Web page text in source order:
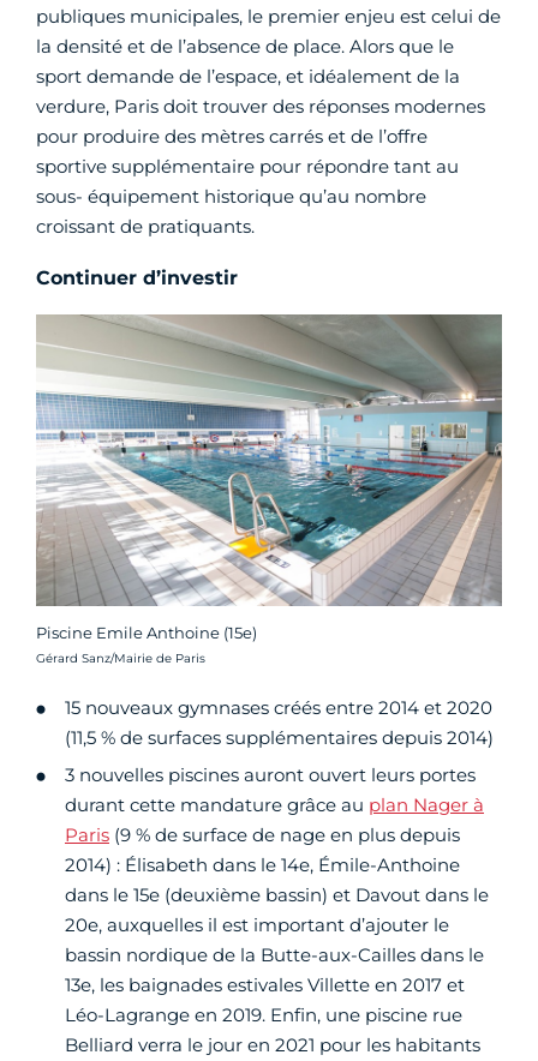
publiques municipales, le premier enjeu est celui de
la densité et de l’absence de place. Alors que le
sport demande de l’espace, et idéalement de la
verdure, Paris doit trouver des réponses modernes
pour produire des mètres carrés et de l’offre
sportive supplémentaire pour répondre tant au
sous- équipement historique qu’au nombre
croissant de pratiquants.
Continuer d’investir
Piscine Emile Anthoine (15e)
Crédit photo :
Gérard Sanz/Mairie de Paris
15 nouveaux gymnases créés entre 2014 et 2020
(11,5 % de surfaces supplémentaires depuis 2014)
3 nouvelles piscines auront ouvert leurs portes
durant cette mandature grâce au plan Nager à
Paris (9 % de surface de nage en plus depuis
2014) : Élisabeth dans le 14e, Émile-Anthoine
dans le 15e (deuxième bassin) et Davout dans le
20e, auxquelles il est important d’ajouter le
bassin nordique de la Butte-aux-Cailles dans le
13e, les baignades estivales Villette en 2017 et
Léo-Lagrange en 2019. Enfin, une piscine rue
Belliard verra le jour en 2021 pour les habitants